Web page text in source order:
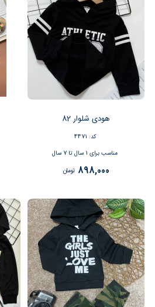
هودی شلوار 82
کد: 4471
مناسب برای 1 سال تا 7 سال
898,000 تومان